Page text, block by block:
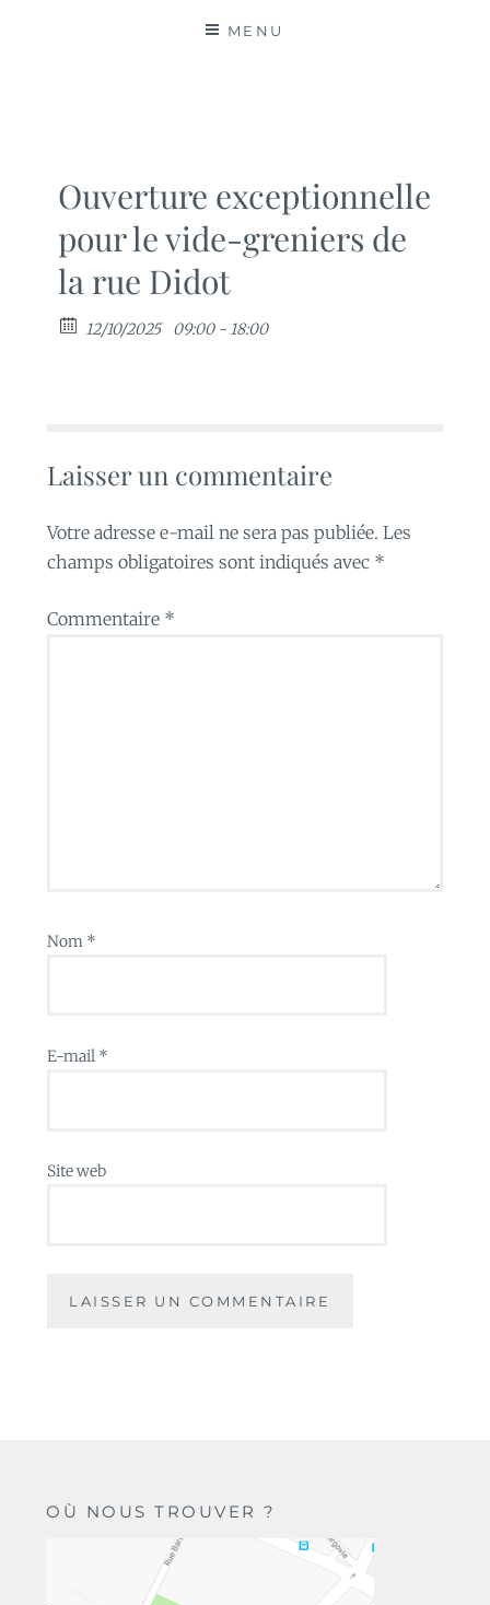
MENU
Ouverture exceptionnelle
pour le vide-greniers de
la rue Didot
12/10/2025 09:00 - 18:00
Laisser un commentaire
Votre adresse e-mail ne sera pas publiée. Les
champs obligatoires sont indiqués avec *
Commentaire *
Nom *
E-mail *
Site web
OÙ NOUS TROUVER ?